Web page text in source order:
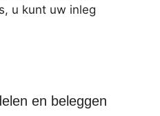
u kunt uw inleg
en beleggen